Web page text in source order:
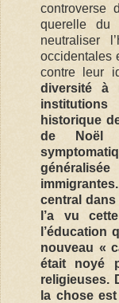
controverse
querelle du
neutraliser
occidentales
contre leur
diversité à
historique
de Noël
central
l’a vu
l’éducation
nouveau «
était noyé
religieuses.
la chose